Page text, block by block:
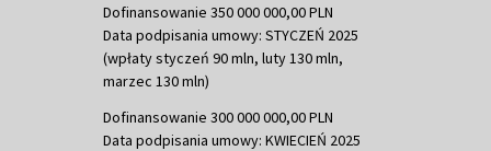
Dofinansowanie 350 000 000,00 PLN
Data podpisania umowy: STYCZEŃ 2025
(wpłaty styczeń 90 mln, luty 130 mln,
marzec 130 mln)
Dofinansowanie 300 000 000,00 PLN
Data podpisania umowy: KWIECIEŃ 2025